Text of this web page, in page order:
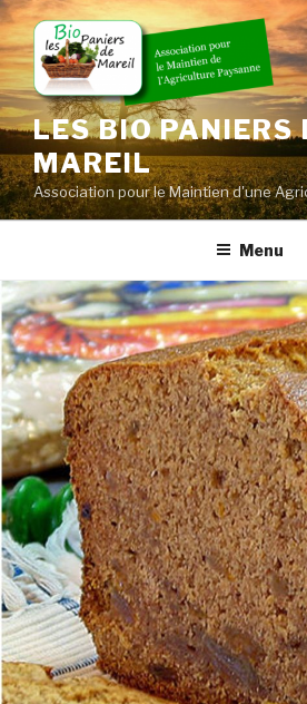
Skip
to
content
LES BIO PANIERS
MAREIL
Association pour le Maintien d'une
Menu